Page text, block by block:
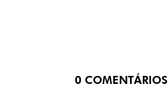
0COMENTÁRIOS